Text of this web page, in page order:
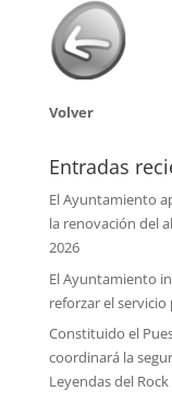
Volver
Entradas
El Ayuntamiento
la renovación del
2026
El Ayuntamiento
reforzar el
Constituido el
coordinará la
Leyendas del Rock